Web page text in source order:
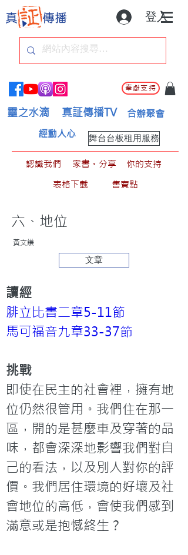
登入
奉獻支持
靈之水滴 真証傳播TV 合辦聚會
舞台台板租用服務
經動人心
認識我們 家書。分享
你的支持
表格下載
售賣點
六、地位
黃文謙
文章
讀經
腓立比書二章5-11節
馬可福音九章33-37節
挑戰
即使在民主的社會裡，擁有地
位仍然很管用。我們住在那一
區，開的是甚麼車及穿著的品
味，都會深深地影響我們對自
己的看法，以及別人對你的評
價。我們居住環境的好壞及社
會地位的高低，會使我們感到
滿意或是抱憾終生？